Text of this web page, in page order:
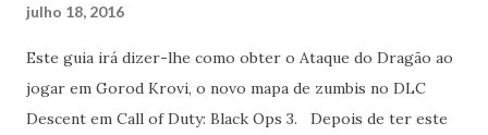
julho 18, 2016
Este guia irá dizer-lhe como obter o Ataque do Dragão ao
jogar em Gorod Krovi, o novo mapa de zumbis no DLC
Descent em Call of Duty: Black Ops 3. Depois de ter este